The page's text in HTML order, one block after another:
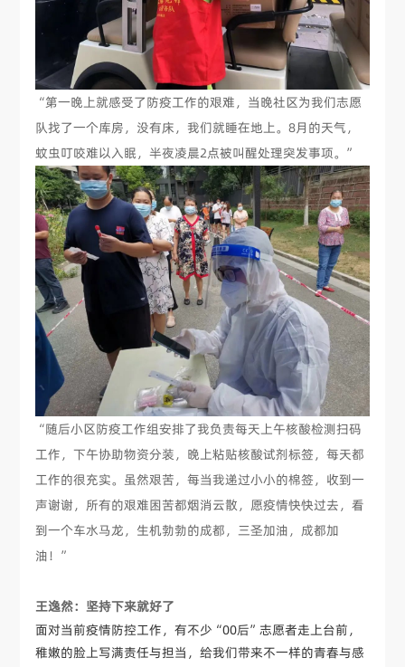
“第一晚上就感受了防疫工作的艰难，当晚社区为我们志愿
队找了一个库房，没有床，我们就睡在地上。8月的天气，
蚊虫叮咬难以入眠，半夜凌晨2点被叫醒处理突发事项。”
“随后小区防疫工作组安排了我负责每天上午核酸检测扫码
工作，下午协助物资分装，晚上粘贴核酸试剂标签，每天都
工作的很充实。虽然艰苦，每当我递过小小的棉签，收到一
声谢谢，所有的艰难困苦都烟消云散，愿疫情快快过去，看
到一个车水马龙，生机勃勃的成都，三圣加油，成都加
油！”
王逸然：坚持下来就好了
面对当前疫情防控工作，有不少“00后”志愿者走上台前，
稚嫩的脸上写满责任与担当，给我们带来不一样的青春与感